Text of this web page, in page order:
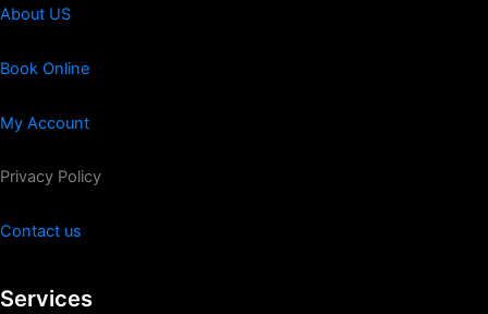
About US
Book Online
My Account
Privacy Policy
Contact us
Services